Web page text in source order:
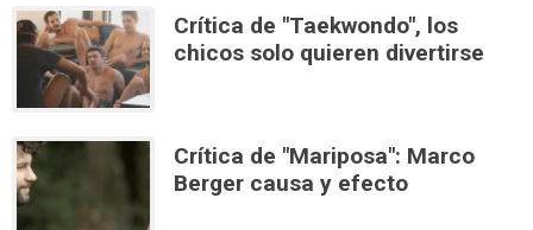
Crítica de "Taekwondo", los
chicos solo quieren divertirse
Crítica de "Mariposa": Marco
Berger causa y efecto